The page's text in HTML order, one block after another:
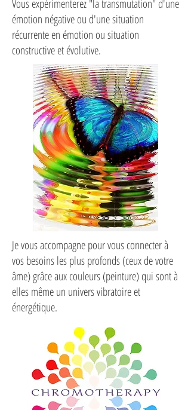
Vous expérimenterez "la transmutation" d'une
émotion négative ou d'une situation
récurrente en émotion ou situation
constructive et évolutive.
Je vous accompagne pour vous connecter à
vos besoins les plus profonds (ceux de votre
âme) grâce aux couleurs (peinture) qui sont à
elles même un univers vibratoire et
énergétique.